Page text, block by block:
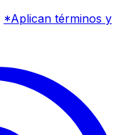
*Aplican términos y